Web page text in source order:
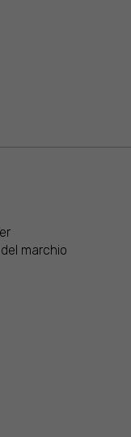
marchio